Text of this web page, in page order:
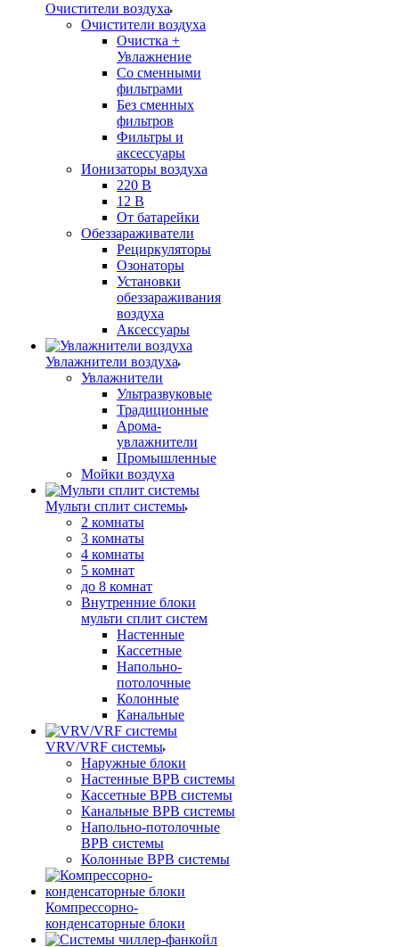
Очистители воздуха
Очистители воздуха
Очистка +
Увлажнение
Cо сменными
фильтрами
Без сменных
фильтров
Фильтры и
аксессуары
Ионизаторы воздуха
220 В
12 В
От батарейки
Обеззараживатели
Рециркуляторы
Озонаторы
Установки
обеззараживания
воздуха
Аксессуары
Увлажнители воздуха
Увлажнители
Ультразвуковые
Традиционные
Арома-
увлажнители
Промышленные
Мойки воздуха
Мульти сплит системы
2 комнаты
3 комнаты
4 комнаты
5 комнат
до 8 комнат
Внутренние блоки
мульти сплит систем
Настенные
Кассетные
Напольно-
потолочные
Колонные
Канальные
VRV/VRF системы
Наружные блоки
Настенные ВРВ системы
Кассетные ВРВ системы
Канальные ВРВ системы
Напольно-потолочные
ВРВ системы
Колонные ВРВ системы
Компрессорно-
конденсаторные блоки